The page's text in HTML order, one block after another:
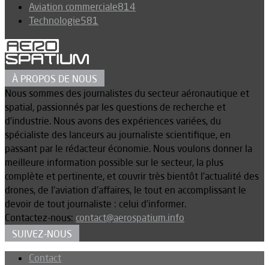
Aviation commerciale814
Technologie581
À PROPOS DE NOUS
Nous sommes des journalistes du secteur aéronautique et
spatial, passionnés par les questions de recherche et
d’industrie. Nous avons des expériences variées, du
spécialiste des lanceurs au journaliste scientifique, en
passant par le rédacteur économie. Nous voulons donner la
meilleure information possible sur le secteur, la plus
complète et pertinente, et couvrir très bientôt l’actualité des
drones, de l’aviation d’affaires, le tout en accomplissant le
devoir de tout journaliste : celui d’informer.
Contactez-nous: contact@aerospatium.info
SUIVEZ-NOUS
Contact